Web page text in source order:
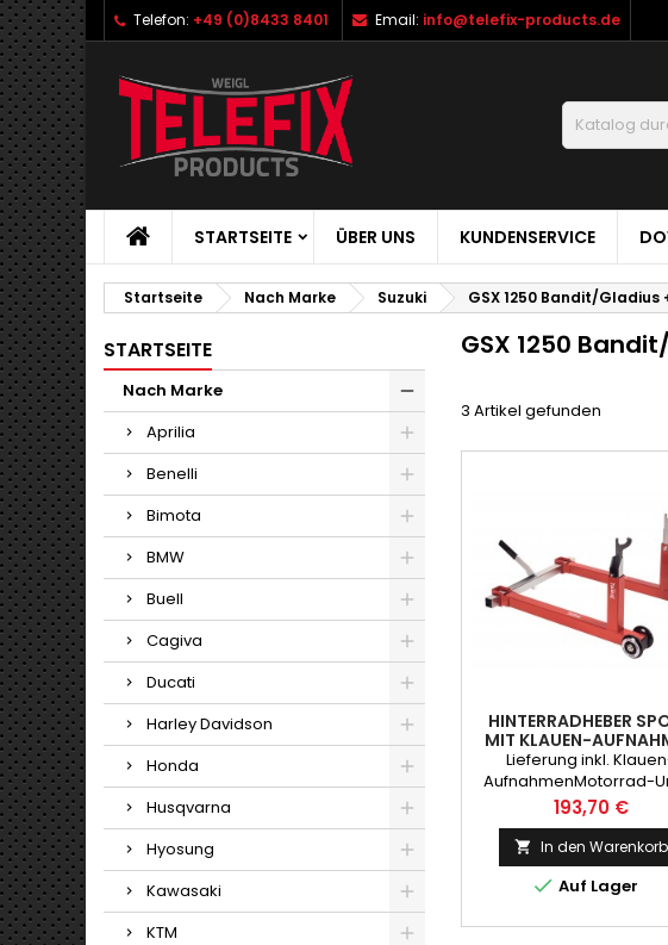
Telefon: +49 (0)8433 8401 Email: info@telefix-products.de
STARTSEITE ÜBER UNS KUNDENSERVICE
Startseite Nach Marke Suzuki GSX 1250 Bandit/Gladius
STARTSEITE
Nach Marke
Aprilia
Benelli
Bimota
BMW
Buell
Cagiva
Ducati
Harley Davidson
Honda
Husqvarna
Hyosung
Kawasaki
KTM
GSX 1250
3 Artikel gefunden
HINTERRADHEBER
MIT KLAUEN-
Lieferung inkl.
AufnahmenMotorrad-
sehr gut2Räder-Urteil:
gutMotorradfahrer
Empfehlung
Preis
193,70 €
 In den Warenkorb
 Auf Lager